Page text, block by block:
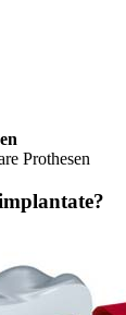
Prothesen